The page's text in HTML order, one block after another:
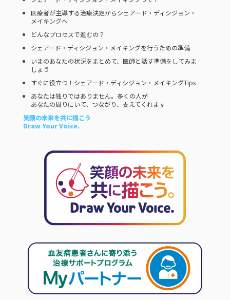
医療者が主導する治療決定からシェアード・ディシジョン・
メイキングへ
どんなプロセスで進むの？
シェアード・ディシジョン・メイキングを行うための準備
いまのあなたの状況をまとめて、医師と話す準備をしてみま
しょう
すぐに役立つ！シェアード・ディシジョン・メイキングTips
あなたは独りではありません。多くの人が
あなたの周りにいて、つながり、支えてくれます
笑顔の未来を共に描こう
Draw Your Voice.